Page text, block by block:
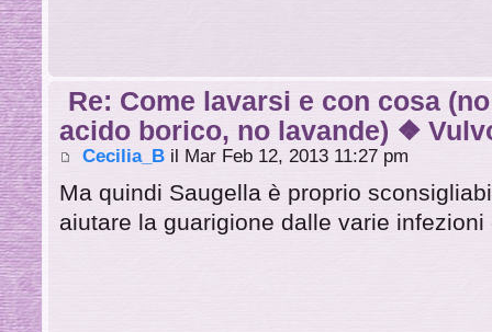
Re: Come lavarsi e con cosa
acido borico, no lavande) ❖
Cecilia_B il Mar Feb 12, 2013 11:27 pm
Ma quindi Saugella è proprio
aiutare la guarigione dalle varie